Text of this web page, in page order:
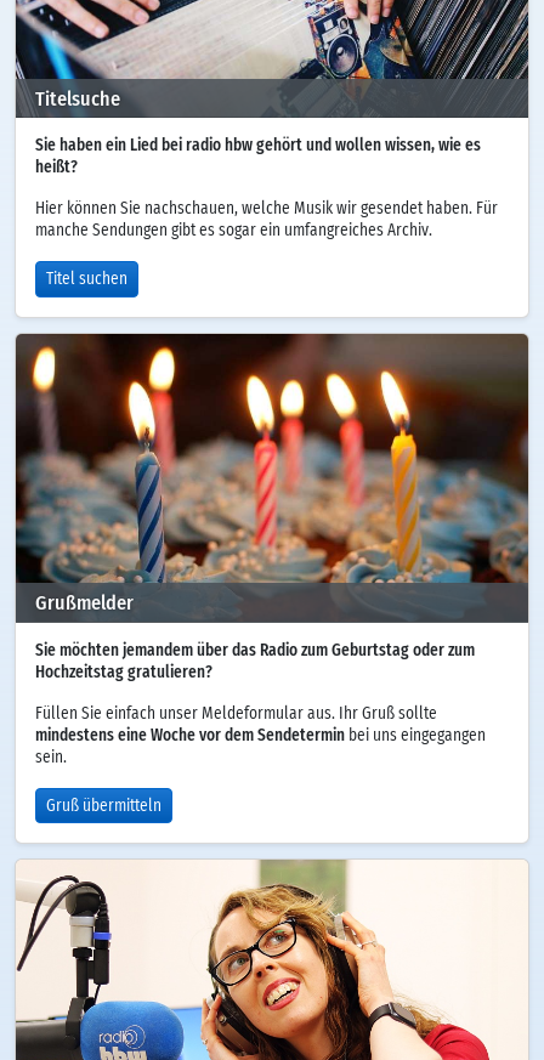
Titelsuche
Sie haben ein Lied bei radio hbw gehört und wollen wissen, wie es
heißt?
Hier können Sie nachschauen, welche Musik wir gesendet haben. Für
manche Sendungen gibt es sogar ein umfangreiches Archiv.
Titel suchen
Grußmelder
Sie möchten jemandem über das Radio zum Geburtstag oder zum
Hochzeitstag gratulieren?
Füllen Sie einfach unser Meldeformular aus. Ihr Gruß sollte
mindestens eine Woche vor dem Sendetermin bei uns eingegangen
sein.
Gruß übermitteln